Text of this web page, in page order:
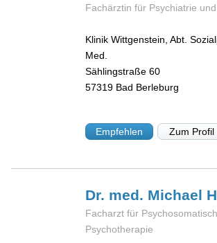
Fachärztin für Psychiatrie
Klinik Wittgenstein, Abt.
Med.
Sählingstraße 60
57319 Bad Berleburg
Empfehlen Zum Profil
Dr. med. Michael
Facharzt für
Psychotherapie